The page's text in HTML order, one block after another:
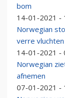
bom
14-01-2021 -
Norwegian
verre vluchten
14-01-2021 -
Norwegian
afnemen
07-01-2021 -